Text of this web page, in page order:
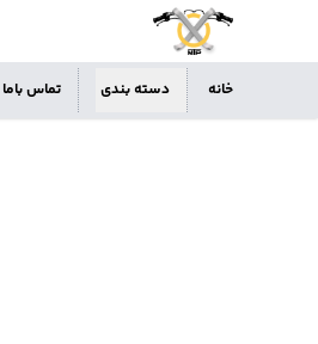
خانه دسته بندی تماس باما